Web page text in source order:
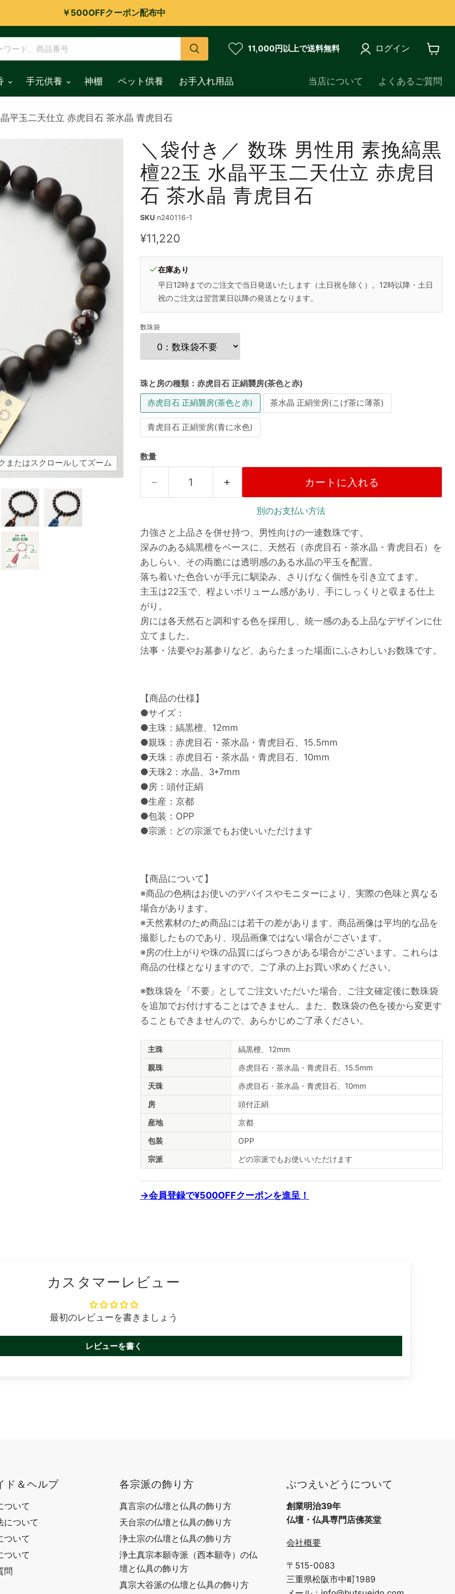
￥500OFFクーポン配布中
11,000円以上で送料無料 ログイン
ト
を
見
手元供養 神棚 ペット供養 お手入れ用品 当店について よくあるご質問
平玉二天仕立 赤虎目石 茶水晶 青虎目石
またはスクロールしてズーム
＼袋付き／ 数珠 男性用 素挽縞黒
檀22玉 水晶平玉二天仕立 赤虎目
石 茶水晶 青虎目石
SKU n240116-1
現在の価格
¥11,220
在庫あり
平日12時までのご注文で当日発送いたします（土日祝を除く）。12時以降・土日
祝のご注文は翌営業日以降の発送となります。
数珠袋
珠と房の種類： 赤虎目石 正絹襲房(茶色と赤)
赤虎目石 正絹襲房(茶色と赤)
茶水晶 正絹蛍房(こげ茶に薄茶)
青虎目石 正絹蛍房(青に水色)
数量
カートに入れる
別のお支払い方法
力強さと上品さを併せ持つ、男性向けの一連数珠です。
深みのある縞黒檀をベースに、天然石（赤虎目石・茶水晶・青虎目石）を
あしらい、その両脆には透明感のある水晶の平玉を配置。
落ち着いた色合いが手元に馴染み、さりげなく個性を引き立てます。
主玉は22玉で、程よいボリューム感があり、手にしっくりと収まる仕上
がり。
房には各天然石と調和する色を採用し、統一感のある上品なデザインに仕
立てました。
法事・法要やお墓参りなど、あらたまった場面にふさわしいお数珠です。
【商品の仕様】
●サイズ：
●主珠：縞黒檀、12mm
●親珠：赤虎目石・茶水晶・青虎目石、15.5mm
●天珠：赤虎目石・茶水晶・青虎目石、10mm
●天珠2：水晶、3*7mm
●房：頭付正絹
●生産：京都
●包装：OPP
●宗派：どの宗派でもお使いいただけます
【商品について】
※商品の色柄はお使いのデバイスやモニターにより、実際の色味と異なる
場合があります。
※天然素材のため商品には若干の差があります。商品画像は平均的な品を
撮影したものであり、現品画像ではない場合がございます。
※房の仕上がりや珠の品質にばらつきがある場合がございます。これらは
商品の仕様となりますので、ご了承の上お買い求めください。
※数珠袋を「不要」としてご注文いただいた場合、ご注文確定後に数珠袋
を追加でお付けすることはできません。また、数珠袋の色を後から変更す
ることもできませんので、あらかじめご了承ください。
主珠
縞黒檀、12mm
親珠
赤虎目石・茶水晶・青虎目石、15.5mm
天珠
赤虎目石・茶水晶・青虎目石、10mm
房
頭付正絹
産地
京都
包装
OPP
宗派
どの宗派でもお使いいただけます
→会員登録で¥500OFFクーポンを進呈！
カスタマーレビュー
最初のレビューを書きましょう
レビューを書く
ド＆ヘルプ
ついて
について
ついて
ついて
問
各宗派の飾り方
真言宗の仏壇と仏具の飾り方
天台宗の仏壇と仏具の飾り方
浄土宗の仏壇と仏具の飾り方
浄土真宗本願寺派（西本願寺）の仏
壇と仏具の飾り方
真宗大谷派の仏壇と仏具の飾り方
ぶつえいどうについて
創業明治39年
仏壇・仏具専門店佛英堂
会社概要
〒515-0083
三重県松阪市中町1989